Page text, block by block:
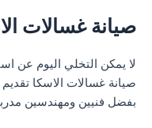
صيانة غسالات
لا يمكن التخلي اليوم عن
صيانة غسالات الاسكا
بفضل فنيين ومهندسين